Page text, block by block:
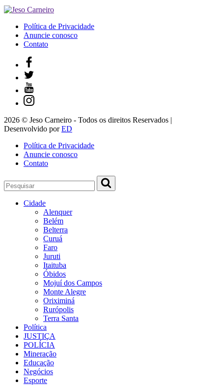
Política de Privacidade
Anuncie conosco
Contato
2026 © Jeso Carneiro - Todos os direitos Reservados |
Desenvolvido porED
Política de Privacidade
Anuncie conosco
Contato
Cidade
Alenquer
Belém
Belterra
Curuá
Faro
Juruti
Itaituba
Óbidos
Mojuí dos Campos
Monte Alegre
Oriximiná
Rurópolis
Terra Santa
Política
JUSTIÇA
POLÍCIA
Mineração
Educação
Negócios
Esporte